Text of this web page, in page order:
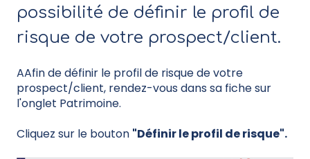
possibilité de définir le profil de
risque de votre prospect/client.
AAfin de définir le profil de risque de votre
prospect/client, rendez-vous dans sa fiche sur
l'onglet Patrimoine.
Cliquez sur le bouton "Définir le profil de risque".